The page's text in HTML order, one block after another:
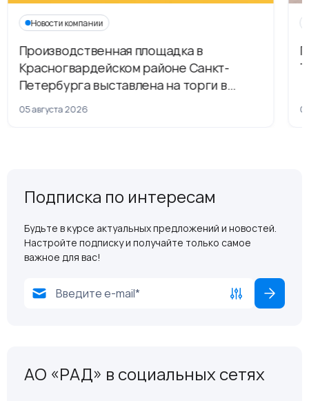
Новости компании
Производственная площадка в
Красногвардейском районе Санкт-
Петербурга выставлена на торги в
рамках приватизации
05 августа 2026
Подписка по интересам
Будьте в курсе актуальных предложений и новостей.
Настройте подписку и получайте только самое
важное для вас!
АО «РАД» в социальных сетях